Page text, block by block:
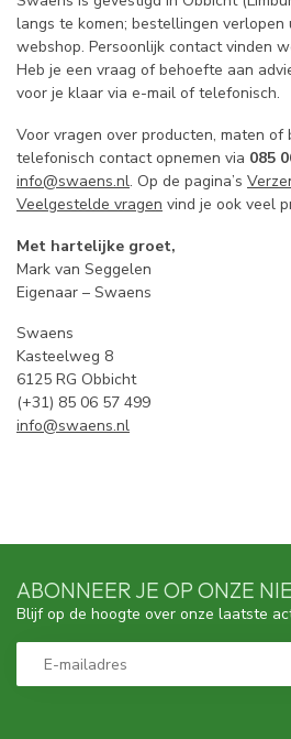
langs te komen; bestellingen verlopen
webshop. Persoonlijk contact vinden
Heb je een vraag of behoefte aan
voor je klaar via e-mail of telefonisch.
Voor vragen over producten, maten of
telefonisch contact opnemen via 085
info@swaens.nl. Op de pagina’s
Veelgestelde vragen vind je ook veel
Met hartelijke groet,
Mark van Seggelen
Eigenaar – Swaens
Swaens
Kasteelweg 8
6125 RG Obbicht
(+31) 85 06 57 499
info@swaens.nl
ABONNEER JE OP ONZE
Blijf op de hoogte over onze laatste